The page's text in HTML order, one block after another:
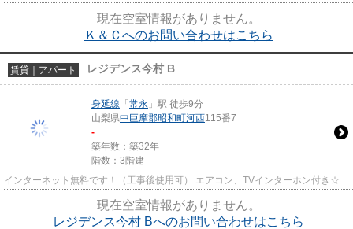
現在空室情報がありません。
Ｋ＆Ｃへのお問い合わせはこちら
賃貸｜アパート レジデンス今村 B
身延線 「 常永 」駅 徒歩9分
山梨県中巨摩郡昭和町河西115番7
-
築年数：築32年
階数：3階建
インターネット無料です！（工事後使用可） エアコン、TVインターホン付き☆
現在空室情報がありません。
レジデンス今村 Bへのお問い合わせはこちら